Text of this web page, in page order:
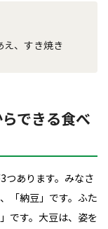
え、すき焼き
できる食べ
つあります。みなさ
「納豆」です。ふた
です。 大豆は、姿を